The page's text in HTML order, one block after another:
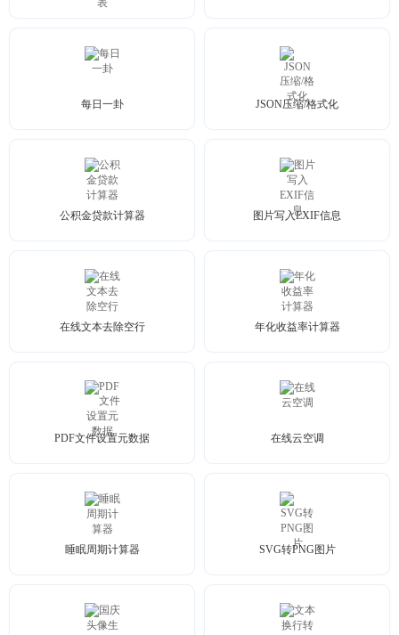
每日一卦 JSON压缩/格式化
公积金贷款计算器 图片写入EXIF信息
在线文本去除空行 年化收益率计算器
PDF文件设置元数据 在线云空调
睡眠周期计算器 SVG转PNG图片